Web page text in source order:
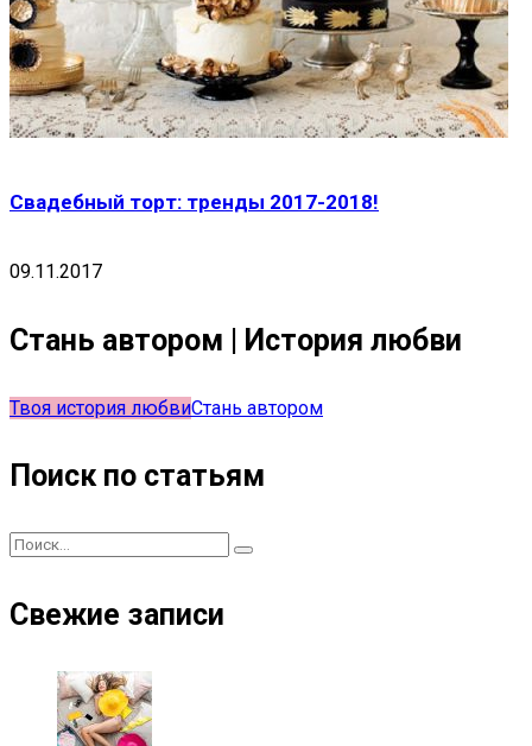
Свадебный торт: тренды 2017-2018!
09.11.2017
Стань автором | История любви
Твоя история любвиСтань автором
Поиск по статьям
Свежие записи